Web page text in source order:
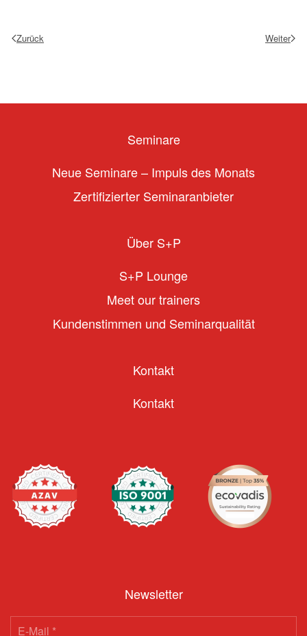
Zurück Weiter
Seminare
Neue Seminare – Impuls des Monats
Zertifizierter Seminaranbieter
Über S+P
S+P Lounge
Meet our trainers
Kundenstimmen und Seminarqualität
Kontakt
Kontakt
Newsletter